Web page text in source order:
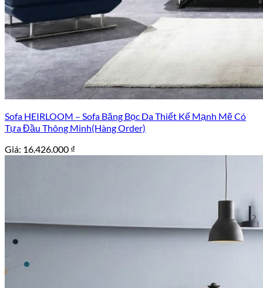
Sofa HEIRLOOM – Sofa Băng Bọc Da Thiết Kế Mạnh Mẽ Có
Tựa Đầu Thông Minh(Hàng Order)
Giá: 16.426.000 ₫